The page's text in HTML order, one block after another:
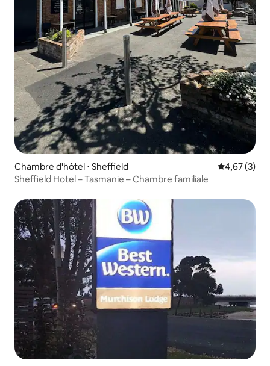
Chambre d'hôtel ⋅ Sheffield Évaluation
4,67 (3)
Sheffield Hotel – Tasmanie – Chambre familiale